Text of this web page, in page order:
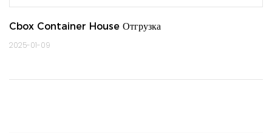
Cbox Container House Отгрузка
2025-01-09